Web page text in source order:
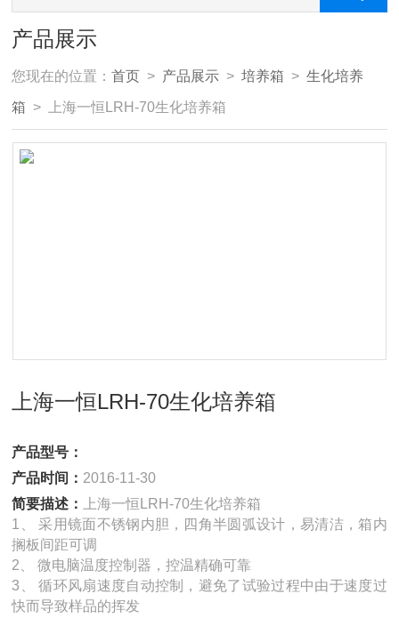
产品展示
您现在的位置：首页 > 产品展示 >培养箱 >生化培养
箱 > 上海一恒LRH-70生化培养箱
上海一恒LRH-70生化培养箱
产品型号：
产品时间： 2016-11-30
简要描述：
上海一恒LRH-70生化培养箱
1、 采用镜面不锈钢内胆，四角半圆弧设计，易清洁，箱内
搁板间距可调
2、 微电脑温度控制器，控温精确可靠
3、 循环风扇速度自动控制，避免了试验过程中由于速度过
快而导致样品的挥发